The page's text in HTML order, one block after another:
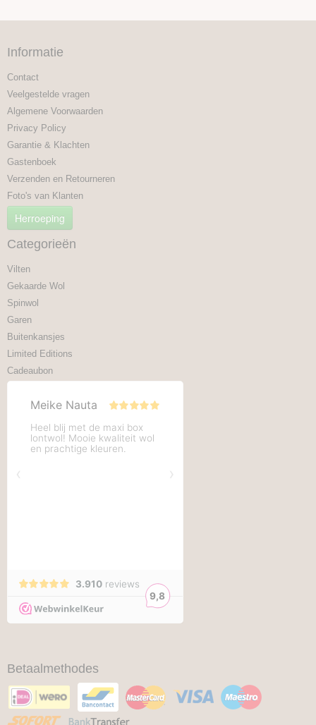
Informatie
Contact
Veelgestelde vragen
Algemene Voorwaarden
Privacy Policy
Garantie & Klachten
Gastenboek
Verzenden en Retourneren
Foto's van Klanten
Herroeping
Categorieën
Vilten
Gekaarde Wol
Spinwol
Garen
Buitenkansjes
Limited Editions
Cadeaubon
Betaalmethodes